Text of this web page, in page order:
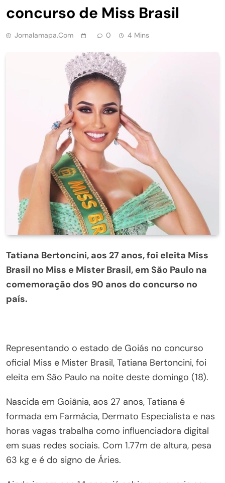
concurso de Miss Brasil
Jornalamapa.com 0 4 Mins
Tatiana Bertoncini, aos 27 anos, foi eleita Miss
Brasil no Miss e Mister Brasil, em São Paulo na
comemoração dos 90 anos do concurso no
país.
Representando o estado de Goiás no concurso
oficial Miss e Mister Brasil, Tatiana Bertoncini, foi
eleita em São Paulo na noite deste domingo (18).
Nascida em Goiânia, aos 27 anos, Tatiana é
formada em Farmácia, Dermato Especialista e nas
horas vagas trabalha como influenciadora digital
em suas redes sociais. Com 1.77m de altura, pesa
63 kg e é do signo de Áries.